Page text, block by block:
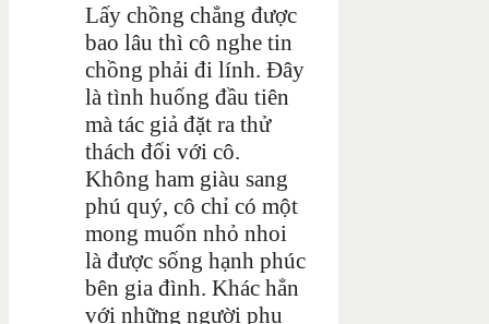
Lấy chồng chẳng được
bao lâu thì cô nghe tin
chồng phải đi lính. Đây
là tình huống đầu tiên
mà tác giả đặt ra thử
thách đối với cô.
Không ham giàu sang
phú quý, cô chỉ có một
mong muốn nhỏ nhoi
là được sống hạnh phúc
bên gia đình. Khác hẳn
với những người phụ